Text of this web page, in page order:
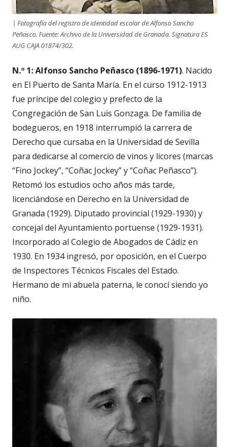
| Fotografía del registro de identidad escolar de Alfonso Sancho
Peñasco. Fuente: Archivo de la Universidad de Granada. Signatura ES
AUG CAJA 01874/302.
N.º 1: Alfonso Sancho Peñasco (1896-1971). Nacido
en El Puerto de Santa María. En el curso 1912-1913
fue príncipe del colegio y prefecto de la
Congregación de San Luis Gonzaga. De familia de
bodegueros, en 1918 interrumpió la carrera de
Derecho que cursaba en la Universidad de Sevilla
para dedicarse al comercio de vinos y licores (marcas
“Fino Jockey”, “Coñac Jockey” y “Coñac Peñasco”).
Retomó los estudios ocho años más tarde,
licenciándose en Derecho en la Universidad de
Granada (1929). Diputado provincial (1929-1930) y
concejal del Ayuntamiento portuense (1929-1931).
Incorporado al Colegio de Abogados de Cádiz en
1930. En 1934 ingresó, por oposición, en el Cuerpo
de Inspectores Técnicos Fiscales del Estado.
Hermano de mi abuela paterna, le conocí siendo yo
niño.